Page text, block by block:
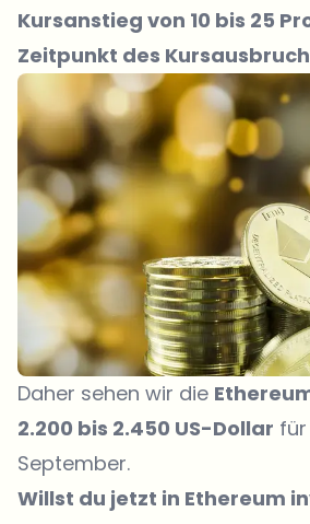
Kursanstieg von 10 bis 25
Zeitpunkt des
Daher sehen wir die
2.200 bis 2.450 US-Dollar für
September.
Willst du jetzt in Ethereum